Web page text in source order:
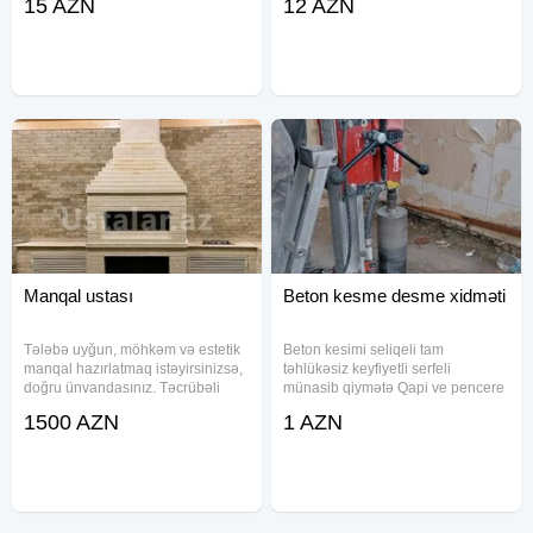
pille, tek pille) manalit(horguyle,
15 AZN
isinizi peşakar usdalara həvale
12 AZN
Manqal ustası
Tələbə uyğun, möhkəm və estetik
manqal hazırlatmaq istəyirsinizsə,
doğru ünvandasınız. Təcrübəli
ölçüdə və dizaynda manqallar
1500 AZN
Beton kesme desme xidməti
Beton kesimi seliqeli tam
təhlükəsiz keyfiyetli serfeli
münasib qiymətə Qapi ve pencere
arakesmelerin monolit ve
1 AZN